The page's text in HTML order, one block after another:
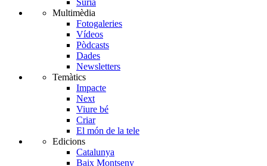
Súria
Multimèdia
Fotogaleries
Vídeos
Pòdcasts
Dades
Newsletters
Temàtics
Impacte
Next
Viure bé
Criar
El món de la tele
Edicions
Catalunya
Baix Montseny